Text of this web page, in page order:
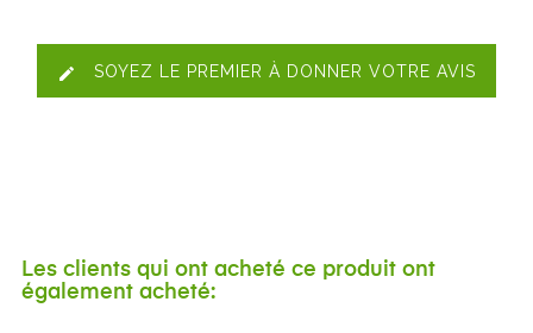
edit SOYEZ LE PREMIER À DONNER VOTRE AVIS
Les clients qui ont acheté ce produit ont
également acheté: